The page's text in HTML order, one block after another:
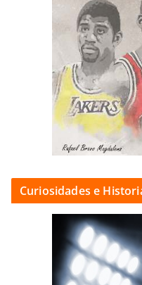
Curiosidades e